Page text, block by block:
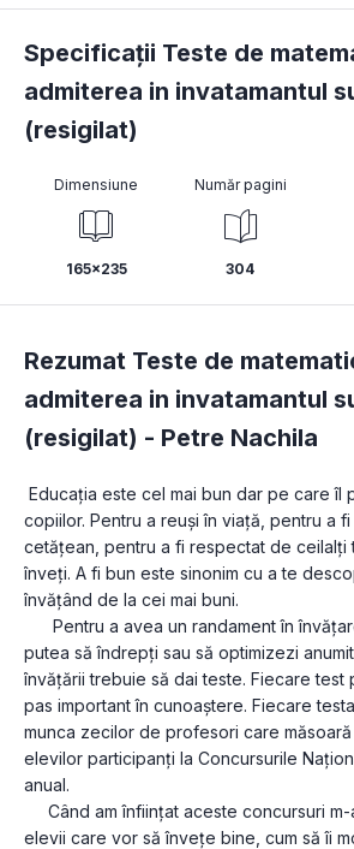
Specificații Teste de
admiterea in invatamantul
(resigilat)
Dimensiune
165x235
Număr pagini
304
Rezumat Teste de
admiterea in invatamantul
(resigilat) - Petre Nachila
copiilor. Pentru a reuși în viață, pentru a fi
cetățean, pentru a fi respectat de ceilalți
înveți. A fi bun este sinonim cu a te
învățând de la cei mai buni.
putea să îndrepți sau să optimizezi
învățării trebuie să dai teste. Fiecare test
pas important în cunoaștere. Fiecare
munca zecilor de profesori care măsoară
elevilor participanți la Concursurile
anual.
elevii care vor să învețe bine, cum să îi